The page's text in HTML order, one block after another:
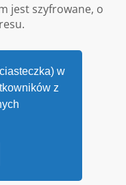
w
z
jest szyfrowane, o